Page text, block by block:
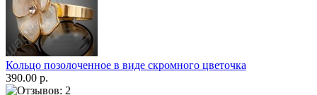
Кольцо позолоченное в виде скромного цветочка
390.00 р.